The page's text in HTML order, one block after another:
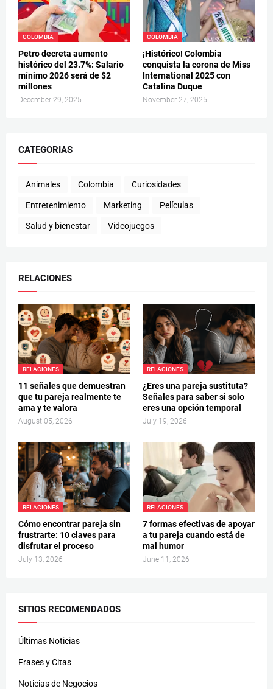
COLOMBIA
Petro decreta aumento
histórico del 23.7%: Salario
mínimo 2026 será de $2
millones
December 29, 2025
COLOMBIA
¡Histórico! Colombia
conquista la corona de Miss
International 2025 con
Catalina Duque
November 27, 2025
CATEGORIAS
Animales Colombia Curiosidades
Entretenimiento Marketing Películas
Salud y bienestar Videojuegos
RELACIONES
RELACIONES
11 señales que demuestran
que tu pareja realmente te
ama y te valora
August 05, 2026
RELACIONES
¿Eres una pareja sustituta?
Señales para saber si solo
eres una opción temporal
July 19, 2026
RELACIONES
Cómo encontrar pareja sin
frustrarte: 10 claves para
disfrutar el proceso
July 13, 2026
RELACIONES
7 formas efectivas de apoyar
a tu pareja cuando está de
mal humor
June 11, 2026
SITIOS RECOMENDADOS
Últimas Noticias
Frases y Citas
Noticias de Negocios